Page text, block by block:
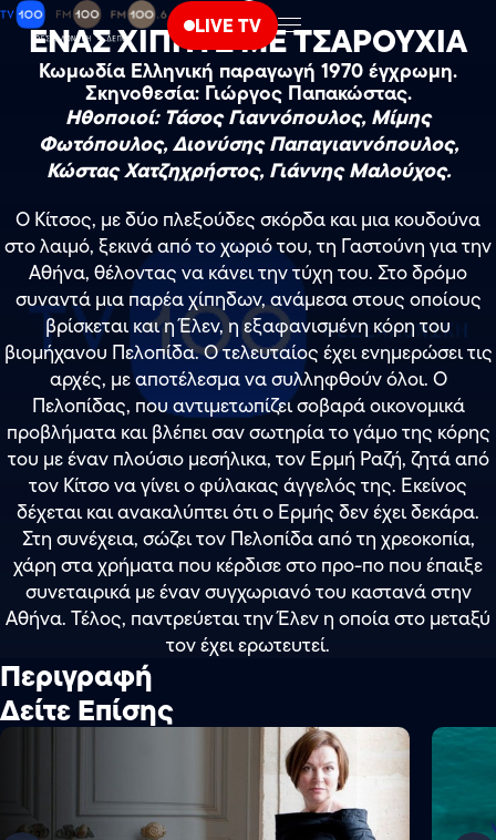
LIVE TV
ΕΝΑΣ ΧΙΠΠΥΣ ΜΕ ΤΣΑΡΟΥΧΙΑ
Κωμωδία Ελληνική παραγωγή 1970 έγχρωμη.
Σκηνοθεσία: Γιώργος Παπακώστας.
Ηθοποιοί: Τάσος Γιαννόπουλος, Μίμης
Φωτόπουλος, Διονύσης Παπαγιαννόπουλος,
Κώστας Χατζηχρήστος, Γιάννης Μαλούχος.
Ο Κίτσος, με δύο πλεξούδες σκόρδα και μια κουδούνα
στο λαιμό, ξεκινά από το χωριό του, τη Γαστούνη για την
Αθήνα, θέλοντας να κάνει την τύχη του. Στο δρόμο
συναντά μια παρέα χίπηδων, ανάμεσα στους οποίους
βρίσκεται και η Έλεν, η εξαφανισμένη κόρη του
βιομήχανου Πελοπίδα. Ο τελευταίος έχει ενημερώσει τις
αρχές, με αποτέλεσμα να συλληφθούν όλοι. Ο
Πελοπίδας, που αντιμετωπίζει σοβαρά οικονομικά
προβλήματα και βλέπει σαν σωτηρία το γάμο της κόρης
του με έναν πλούσιο μεσήλικα, τον Ερμή Ραζή, ζητά από
τον Κίτσο να γίνει ο φύλακας άγγελός της. Εκείνος
δέχεται και ανακαλύπτει ότι ο Ερμής δεν έχει δεκάρα.
Στη συνέχεια, σώζει τον Πελοπίδα από τη χρεοκοπία,
χάρη στα χρήματα που κέρδισε στο προ-πο που έπαιξε
συνεταιρικά με έναν συγχωριανό του καστανά στην
Αθήνα. Τέλος, παντρεύεται την Έλεν η οποία στο μεταξύ
τον έχει ερωτευτεί.
Περιγραφή
Δείτε Επίσης